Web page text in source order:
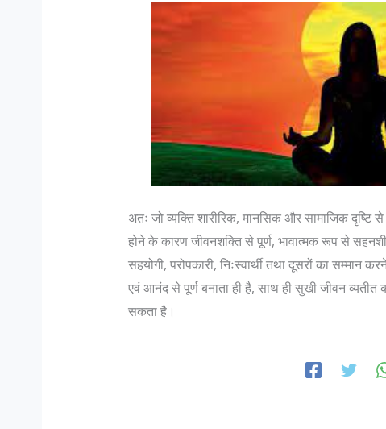
अतः जो व्यक्ति शारीरिक, मानसिक और सामाजिक दृष्टि
होने के कारण जीवनशक्ति से पूर्ण, भावात्मक रूप से
सहयोगी, परोपकारी, निःस्वार्थी तथा दूसरों का सम्मान
एवं आनंद से पूर्ण बनाता ही है, साथ ही सुखी जीवन
सकता है।